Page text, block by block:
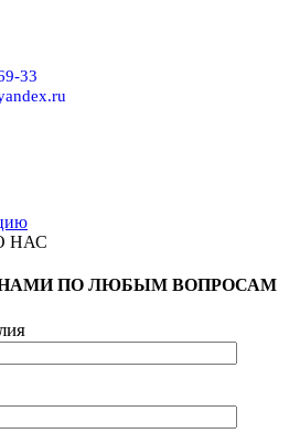
33
НАС
ПО ЛЮБЫМ ВОПРОСАМ